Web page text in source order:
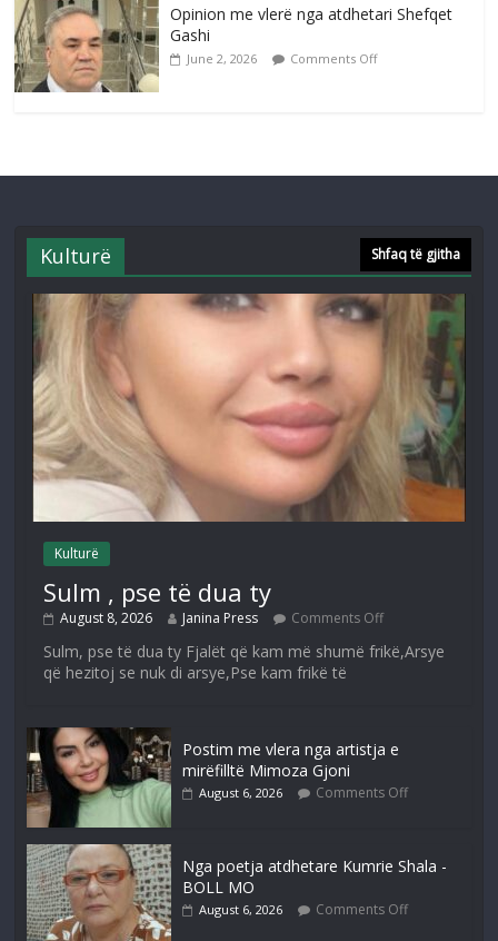
Opinion me vlerë nga atdhetari Shefqet
Gashi
June 2, 2026 Comments Off
Kulturë Shfaq të gjitha
Kulturë
Sulm , pse të dua ty
August 8, 2026 Janina Press Comments Off
Sulm, pse të dua ty Fjalët që kam më shumë frikë,Arsye
që hezitoj se nuk di arsye,Pse kam frikë të
Postim me vlera nga artistja e
mirëfilltë Mimoza Gjoni
August 6, 2026 Comments Off
Nga poetja atdhetare Kumrie Shala -
BOLL MO
August 6, 2026 Comments Off